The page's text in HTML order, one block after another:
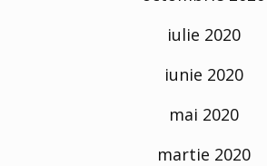
iulie 2020
iunie 2020
mai 2020
martie 2020